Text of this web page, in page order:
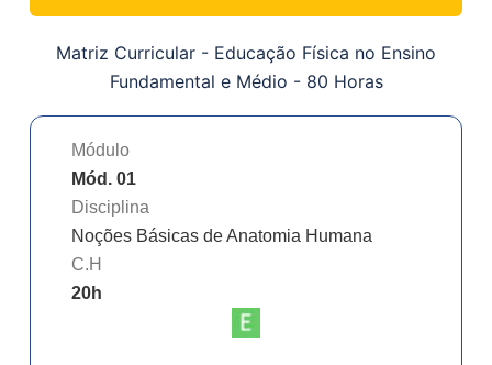
Matriz Curricular - Educação Física no Ensino
Fundamental e Médio - 80 Horas
Módulo
Mód. 01
Disciplina
Noções Básicas de Anatomia Humana
C.H
20h